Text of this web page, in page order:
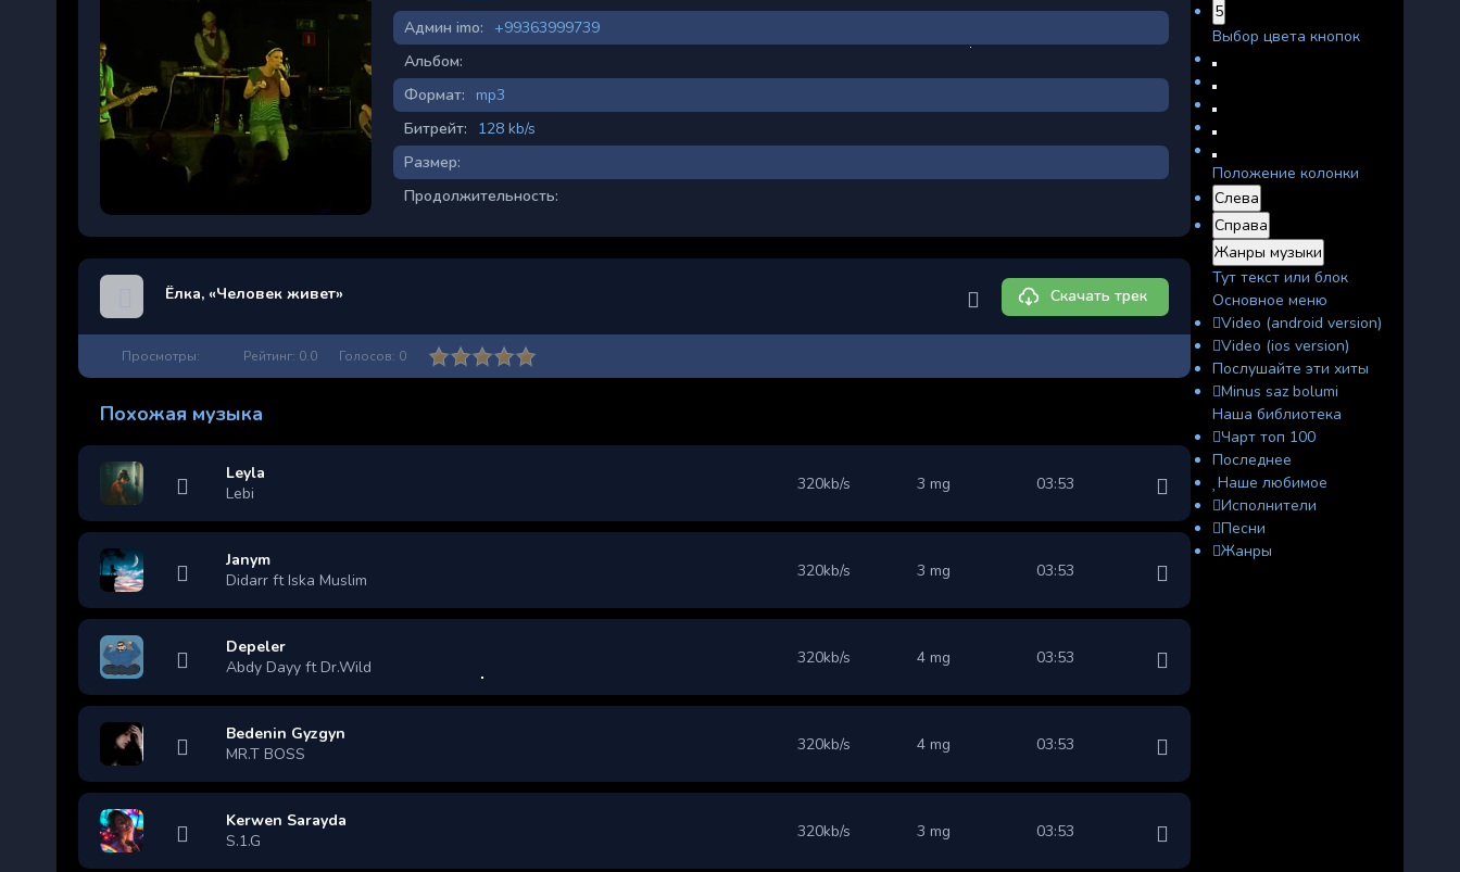
Админ imo:
+99363999739
Альбом:
Формат:
mp3
Битрейт:
128 kb/s
Размер:
Продолжительность:
Ёлка, «Человек живет» Скачать трек
Просмотры: Рейтинг: 0.0 Голосов: 0
Похожая музыка
Leyla
Lebi
320kb/s 3 mg 03:53
Janym
Didarr ft Iska Muslim
320kb/s 3 mg 03:53
Depeler
Abdy Dayy ft Dr.Wild
320kb/s 4 mg 03:53
Bedenin Gyzgyn
MR.T BOSS
320kb/s 4 mg 03:53
Kerwen Sarayda
S.1.G
320kb/s 3 mg 03:53
5
Выбор цвета кнопок
Положение колонки
Слева
Справа
Жанры музыки
Тут текст или блок
Основное меню
Video (android version)
Video (ios version)
Послушайте эти хиты
Minus saz bolumi
Наша библиотека
Чарт топ 100
Последнее
Наше любимое
Исполнители
Песни
Жанры